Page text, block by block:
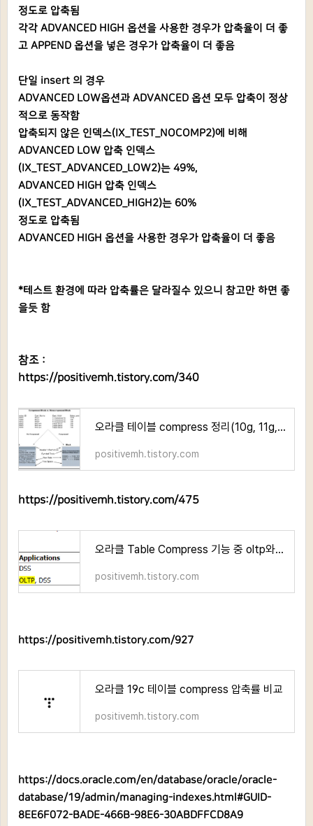
정도로 압축됨
각각 ADVANCED HIGH 옵션을 사용한 경우가 압축율이 더 좋
고 APPEND 옵션을 넣은 경우가 압축율이 더 좋음
단일 insert 의 경우
ADVANCED LOW옵션과 ADVANCED 옵션 모두 압축이 정상
적으로 동작함
압축되지 않은 인덱스(IX_TEST_NOCOMP2)에 비해
ADVANCED LOW 압축 인덱스
(IX_TEST_ADVANCED_LOW2)는 49%,
ADVANCED HIGH 압축 인덱스
(IX_TEST_ADVANCED_HIGH2)는 60%
정도로 압축됨
ADVANCED HIGH 옵션을 사용한 경우가 압축율이 더 좋음
*테스트 환경에 따라 압축률은 달라질수 있으니 참고만 하면 좋
을듯 함
참조 :
https://positivemh.tistory.com/340
오라클 테이블 compress 정리(10g, 11g, 12c, 18c)
positivemh.tistory.com
https://positivemh.tistory.com/475
오라클 Table Compress 기능 중 oltp와 advanced 옵션 차이점
positivemh.tistory.com
https://positivemh.tistory.com/927
오라클 19c 테이블 compress 압축률 비교
positivemh.tistory.com
https://docs.oracle.com/en/database/oracle/oracle-
database/19/admin/managing-indexes.html#GUID-
8EE6F072-BADE-466B-98E6-30ABDFFCD8A9